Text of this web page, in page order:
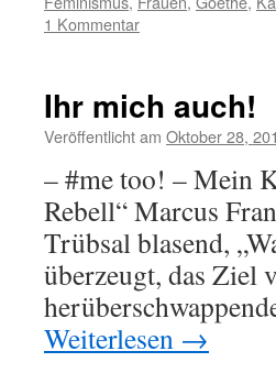
1 Kommentar
Ihr mich auch!
Veröffentlicht am Oktober 28,
– #me too! – Mein
Rebell“ Marcus
Trübsal blasend,
überzeugt, das Ziel
Weiterlesen →